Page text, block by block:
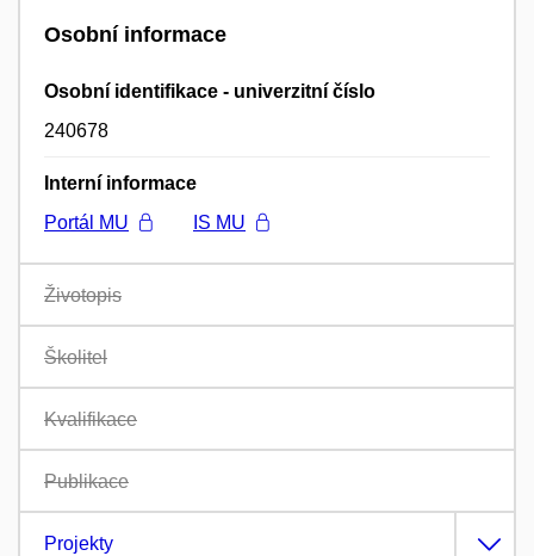
Osobní informace
Osobní identifikace - univerzitní číslo
240678
Interní informace
Portál MU
IS MU
Životopis
Školitel
Kvalifikace
Publikace
Projekty